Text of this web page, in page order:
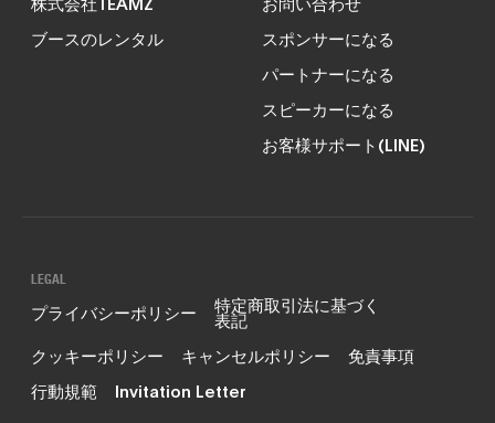
ブースのレンタル
スポンサーになる
パートナーになる
スピーカーになる
お客様サポート(LINE)
LEGAL
プライバシーポリシー 特定商取引法に基づく
表記
クッキーポリシー
キャンセルポリシー
免責事項
行動規範
Invitation Letter